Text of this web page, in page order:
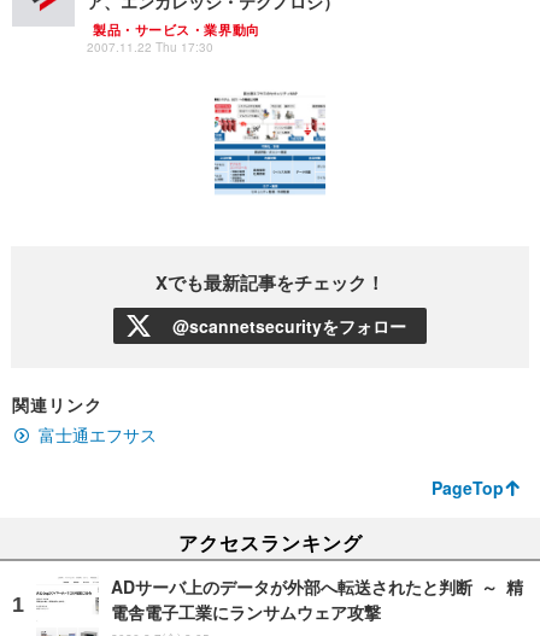
製品・サービス・業界動向
2007.11.22 Thu 17:30
Xでも最新記事をチェック！
@scannetsecurityをフォロー
関連リンク
富士通エフサス
PageTop
アクセスランキング
ADサーバ上のデータが外部へ転送されたと判断 ～ 精
電舎電子工業にランサムウェア攻撃